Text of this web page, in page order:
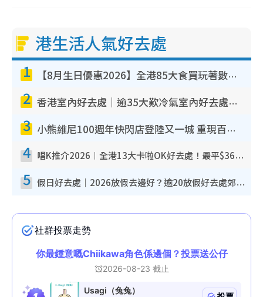
港生活人氣好去處
1 【8月生日優惠2026】全港85大食買玩著數攻略 自助餐/火鍋放題同行免費＋誠品/DONKI送現金券
2 香港室內好去處｜逾35大歎冷氣室內好去處推介 室內活動免費避雨無懼落雨
3 小熊維尼100週年快閃店登陸又一城 重現百畝森林經典場景／獨家限定盲盒登場／專屬DIY香水
4 唱K推介2026︱全港13大卡啦OK好去處！最平$36起 日文K都有！(附地址+收費詳情)
5 假日好去處｜2026放假去邊好？逾20放假好去處郊外/秘景 休閒半日或一日遊